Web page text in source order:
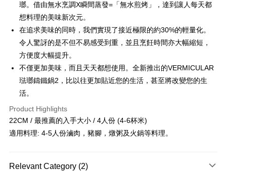
Taiwan Rakuten Card, Inc.
Shipping Method
宅配
NT$100/order | Free shipping on orders of NT$999 or more
瑯。借由無水烹調X瞬間蒸發=「無水煎烤」，達到讓人每天都
想料理的美味新次元。
在追求美味的同時，我們實現了接近極限的約30%的輕量化。
令人驚訝的是不但不易感受到重，並且烹飪時間亦大幅縮短，
方便度大幅提升。
不僅更加美味，而且天天都想使用。全新推出的VERMICULAR
琺瑯鑄鐵鍋2，比以往更加貼近您的生活，甚至將改變您的生
活。
Product Highlights
22CM / 最推薦的入手大小 / 4人份 (4-6杯米)
適用料理: 4-5人份滷肉，豬腳，燉粥及火鍋等料理。
Relevant Category (2)